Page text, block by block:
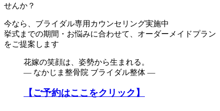
せんか？
今なら、ブライダル専用カウンセリング実施中
挙式までの期間・お悩みに合わせて、オーダーメイドプラン
をご提案します
花嫁の笑顔は、姿勢から生まれる。
― なかじま整骨院 ブライダル整体 ―
【ご予約はここをクリック】